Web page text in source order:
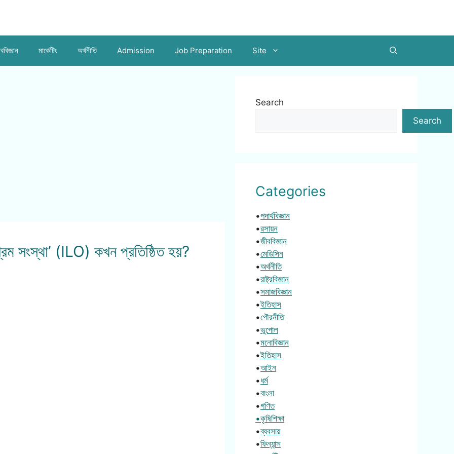
মার্কেটিং অর্থনীতি Admission Job Preparation Site
সংস্থা’ (ILO) কখন প্রতিষ্ঠিত হয়?
Search
Search
Categories
•পদার্থবিজ্ঞান
•রসায়ন
•জীববিজ্ঞান
•মেডিসিন
•অর্থনীতি
•রাষ্ট্রবিজ্ঞান
•সমাজবিজ্ঞান
•ইতিহাস
•পৌরনীতি
•ভূগোল
•মনোবিজ্ঞান
•ইতিহাস
•আইন
•ধর্ম
•বাংলা
•গণিত
•কৃষিশিক্ষা
•ব্যবসায়
•ফিন্যান্স